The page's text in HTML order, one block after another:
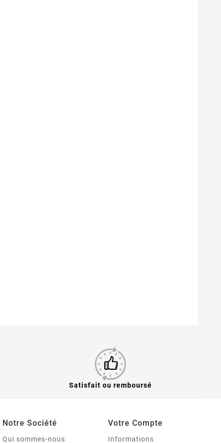
Satisfait ou remboursé
Notre Société
Qui sommes-nous
Votre Compte
Informations